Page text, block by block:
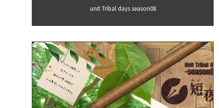
unit Tribal days season08